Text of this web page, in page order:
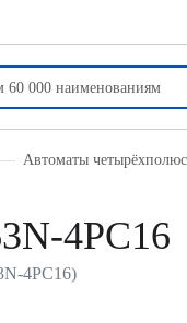
Автоматы
4PC16
4PC16)